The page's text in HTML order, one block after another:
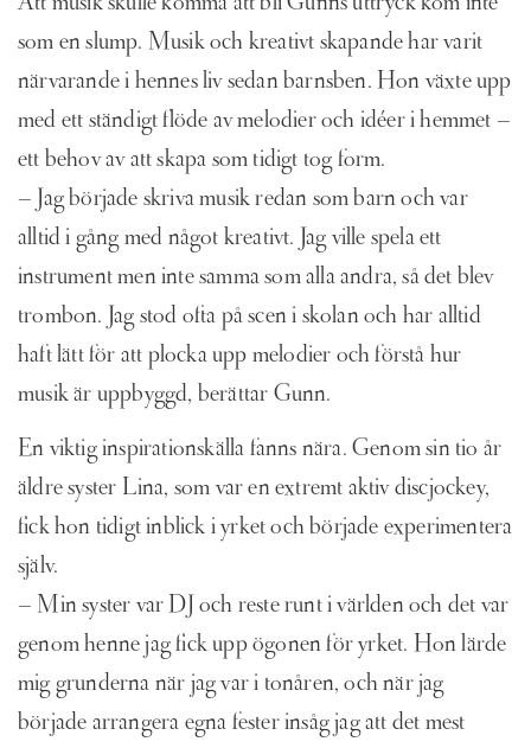
som en slump. Musik och kreativt skapande har varit
närvarande i hennes liv sedan barnsben. Hon växte upp
med ett ständigt flöde av melodier och idéer i hemmet –
ett behov av att skapa som tidigt tog form.
– Jag började skriva musik redan som barn och var
alltid i gång med något kreativt. Jag ville spela ett
instrument men inte samma som alla andra, så det blev
trombon. Jag stod ofta på scen i skolan och har alltid
haft lätt för att plocka upp melodier och förstå hur
musik är uppbyggd, berättar Gunn.
En viktig inspirationskälla fanns nära. Genom sin tio år
äldre syster Lina, som var en extremt aktiv discjockey,
fick hon tidigt inblick i yrket och började experimentera
själv.
– Min syster var DJ och reste runt i världen och det var
genom henne jag fick upp ögonen för yrket. Hon lärde
mig grunderna när jag var i tonåren, och när jag
började arrangera egna fester insåg jag att det mest